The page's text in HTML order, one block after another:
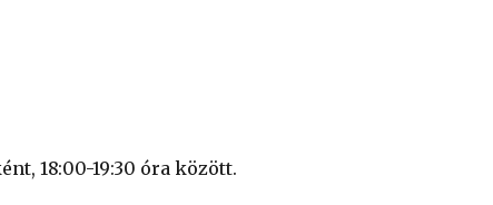
18:00-19:30 óra között.